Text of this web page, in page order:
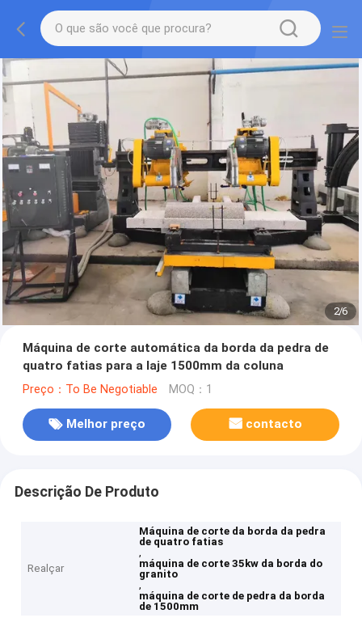
2/6
Máquina de corte automática da borda da pedra de
quatro fatias para a laje 1500mm da coluna
Preço：To Be Negotiable MOQ：1
Melhor preço contacto
Descrição De Produto
Realçar
Máquina de corte da borda da pedra
de quatro fatias
,
máquina de corte 35kw da borda do
granito
,
máquina de corte de pedra da borda
de 1500mm